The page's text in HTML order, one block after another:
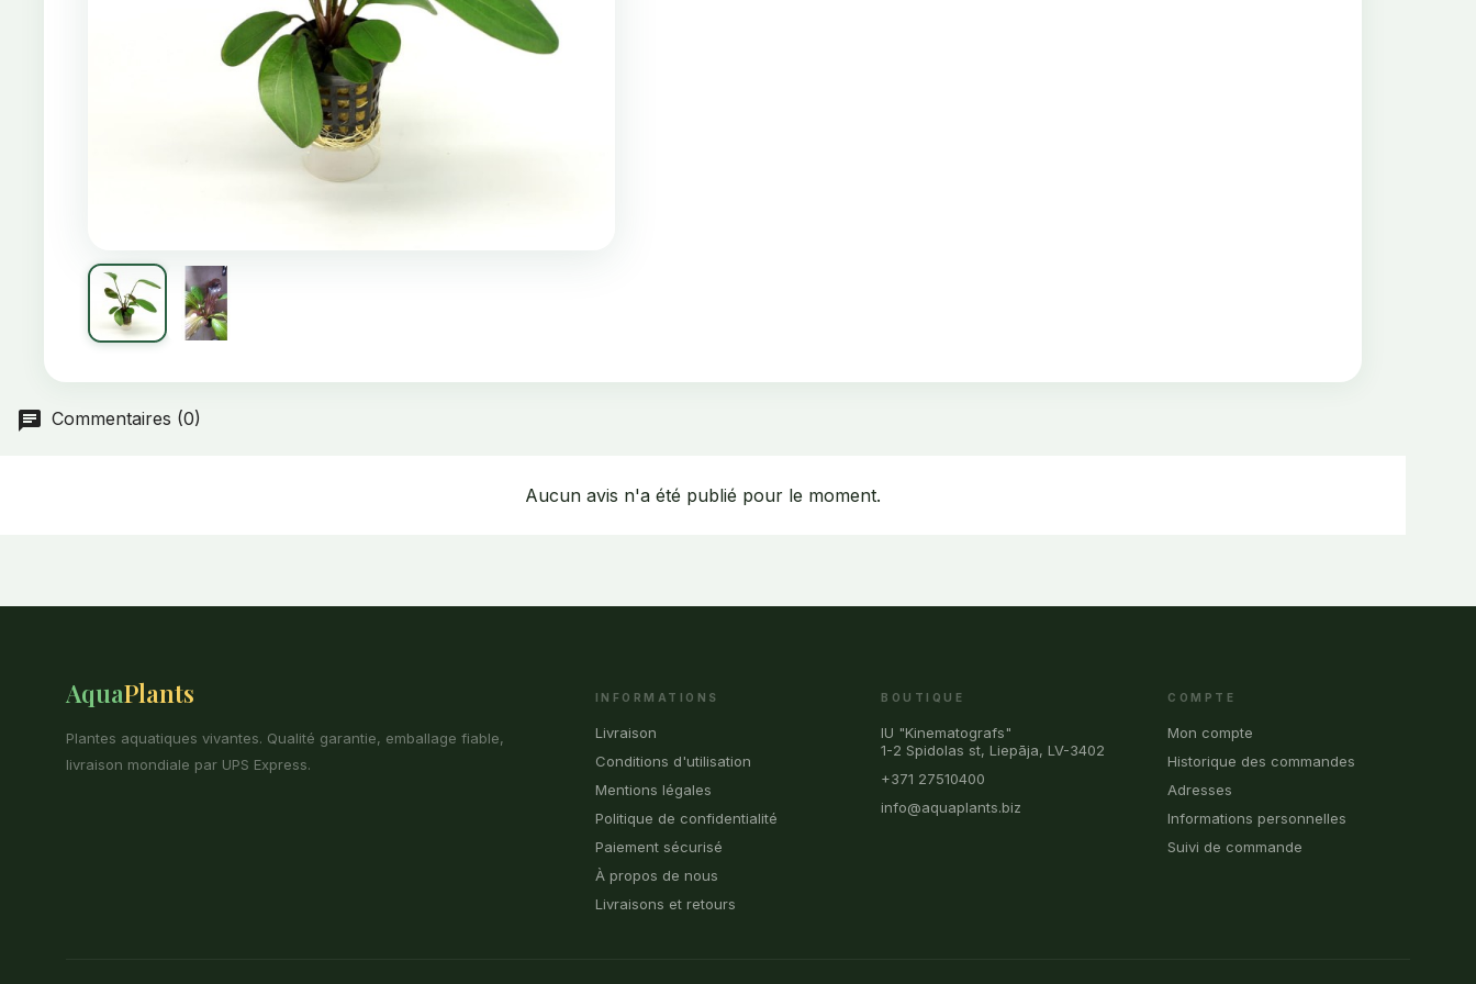
Commentaires (0)
Aucun avis n'a été publié pour le moment.
AquaPlants
Plantes aquatiques vivantes. Qualité garantie, emballage fiable,
livraison mondiale par UPS Express.
INFORMATIONS
Livraison
Conditions d'utilisation
Mentions légales
Politique de confidentialité
Paiement sécurisé
À propos de nous
Livraisons et retours
BOUTIQUE
IU "Kinematografs"
1-2 Spidolas st, Liepāja, LV-3402
+371 27510400
info@aquaplants.biz
COMPTE
Mon compte
Historique des commandes
Adresses
Informations personnelles
Suivi de commande